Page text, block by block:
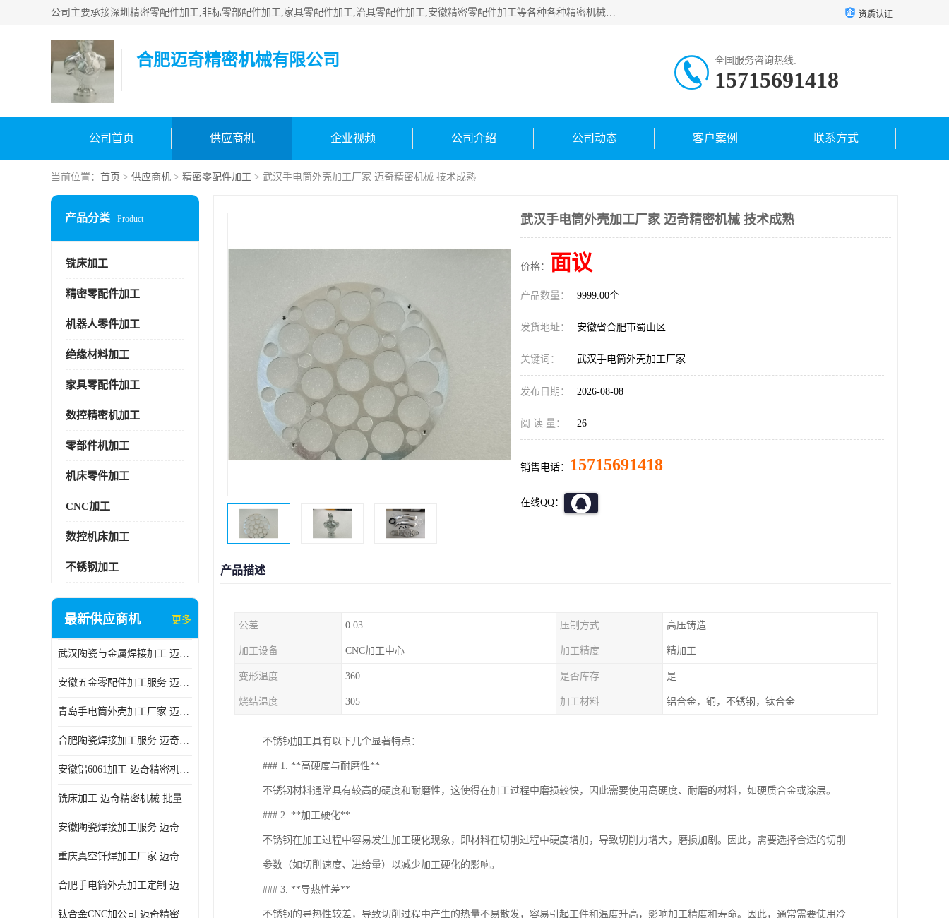
公司主要承接深圳精密零配件加工,非标零部配件加工,家具零配件加工,治具零配件加工,安徽精密零配件加工等各种各种精密机械加工，欢迎来来电咨询！ 资质认证
合肥迈奇精密机械有限公司 全国服务咨询热线:
15715691418
公司首页 供应商机 企业视频 公司介绍 公司动态 客户案例 联系方式
当前位置： 首页 > 供应商机 > 精密零配件加工 > 武汉手电筒外壳加工厂家 迈奇精密机械 技术成熟
产品分类 Product
铣床加工
精密零配件加工
机器人零件加工
绝缘材料加工
家具零配件加工
数控精密机加工
零部件机加工
机床零件加工
CNC加工
数控机床加工
不锈钢加工
最新供应商机 更多
武汉陶瓷与金属焊接加工 迈奇精密机械 技术成熟
安徽五金零配件加工服务 迈奇精密机械 一站式服务
青岛手电筒外壳加工厂家 迈奇精密机械 技术成熟
合肥陶瓷焊接加工服务 迈奇精密机械 批量订单可免费打样
安徽铝6061加工 迈奇精密机械 经验丰富
铣床加工 迈奇精密机械 批量订单可免费打样
安徽陶瓷焊接加工服务 迈奇精密机械 一站式服务
重庆真空钎焊加工厂家 迈奇精密机械 技术成熟
合肥手电筒外壳加工定制 迈奇精密机械 批量订单可免费打样
钛合金CNC加公司 迈奇精密机械 批量订单可免费打样
武汉手电筒外壳加工厂家 迈奇精密机械 技术成熟
价格： 面议
产品数量： 9999.00个
发货地址： 安徽省合肥市蜀山区
关键词： 武汉手电筒外壳加工厂家
发布日期： 2026-08-08
阅 读 量： 26
销售电话： 15715691418
在线QQ：
产品描述
公差 0.03 压制方式 高压铸造
加工设备 CNC加工中心 加工精度 精加工
变形温度 360 是否库存 是
烧结温度 305 加工材料 铝合金，铜，不锈钢，钛合金
不锈钢加工具有以下几个显著特点：
### 1. **高硬度与耐磨性**
不锈钢材料通常具有较高的硬度和耐磨性，这使得在加工过程中磨损较快，因此需要使用高硬度、耐磨的材料，如硬质合金或涂层。
### 2. **加工硬化**
不锈钢在加工过程中容易发生加工硬化现象，即材料在切削过程中硬度增加，导致切削力增大，磨损加剧。因此，需要选择合适的切削
参数（如切削速度、进给量）以减少加工硬化的影响。
### 3. **导热性差**
不锈钢的导热性较差，导致切削过程中产生的热量不易散发，容易引起工件和温度升高，影响加工精度和寿命。因此，通常需要使用冷